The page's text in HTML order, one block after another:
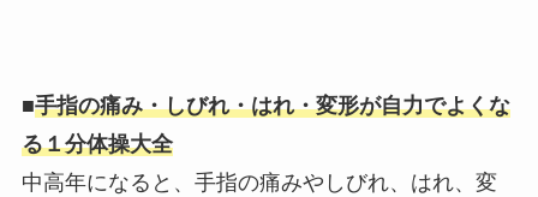
■手指の痛み・しびれ・はれ・変形が自力でよくな
る１分体操大全
中高年になると、手指の痛みやしびれ、はれ、変